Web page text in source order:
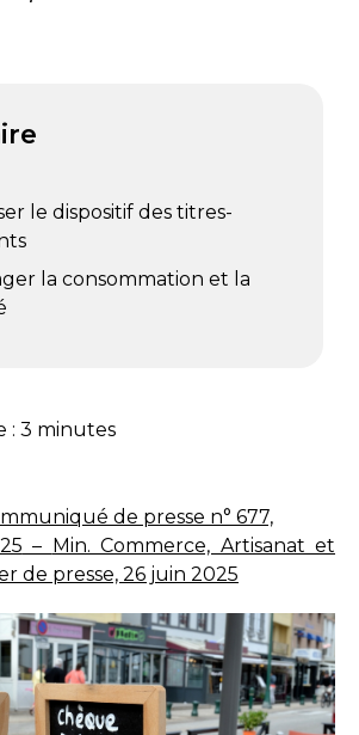
le dispositif des titres-
la consommation et la
: 3 minutes
de presse n° 677,
– Min. Commerce, Artisanat et
de presse, 26 juin 2025